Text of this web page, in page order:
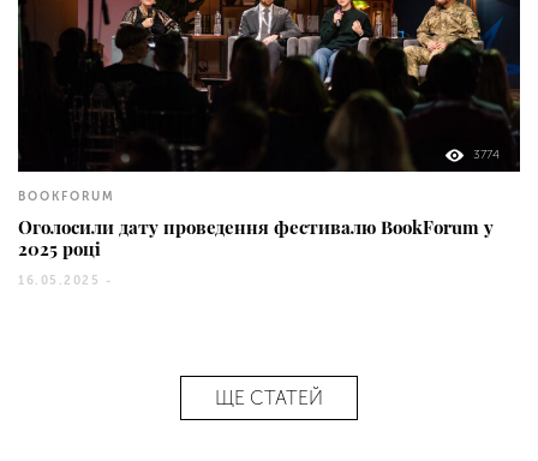
3774
BOOKFORUM
Оголосили дату проведення фестивалю BookForum у
2025 році
16.05.2025 -
ЩЕ СТАТЕЙ